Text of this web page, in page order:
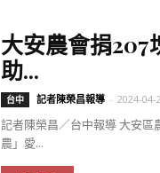
大安農會捐207
助...
台中 記者陳榮昌報導 - 2024-04-
記者陳榮昌／台中報導 大安區
農」愛...